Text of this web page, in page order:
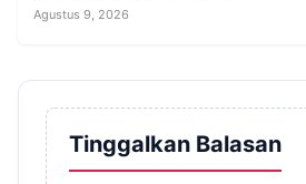
Agustus 9, 2026
Tinggalkan Balasan